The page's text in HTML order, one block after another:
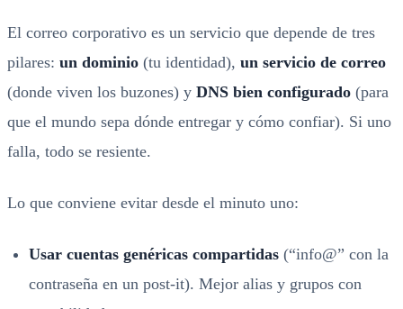
El correo corporativo es un servicio que depende de tres
pilares: un dominio (tu identidad), un servicio de correo
(donde viven los buzones) y DNS bien configurado (para
que el mundo sepa dónde entregar y cómo confiar). Si uno
falla, todo se resiente.
Lo que conviene evitar desde el minuto uno:
Usar cuentas genéricas compartidas (“info@” con la
contraseña en un post-it). Mejor alias y grupos con